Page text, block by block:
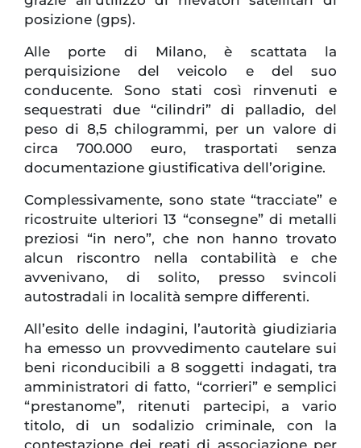
posizione (gps).
Alle porte di Milano, è scattata la
perquisizione del veicolo e del suo
conducente. Sono stati così rinvenuti e
sequestrati due “cilindri” di palladio, del
peso di 8,5 chilogrammi, per un valore di
circa 700.000 euro, trasportati senza
documentazione giustificativa dell’origine.
Complessivamente, sono state “tracciate” e
ricostruite ulteriori 13 “consegne” di metalli
preziosi “in nero”, che non hanno trovato
alcun riscontro nella contabilità e che
avvenivano, di solito, presso svincoli
autostradali in località sempre differenti.
All’esito delle indagini, l’autorità giudiziaria
ha emesso un provvedimento cautelare sui
beni riconducibili a 8 soggetti indagati, tra
amministratori di fatto, “corrieri” e semplici
“prestanome”, ritenuti partecipi, a vario
titolo, di un sodalizio criminale, con la